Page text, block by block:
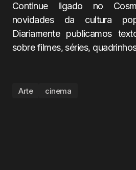
Continue ligado no
novidades da cultura
Diariamente publicamos
sobre filmes, séries,
Arte cinema